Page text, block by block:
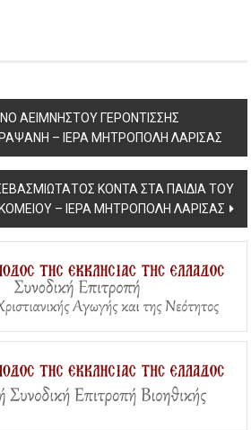
ΑΕΙΜΝΗΣΤΟΥ ΓΕΡΟΝΤΙΣΣΗΣ
– ΙΕΡΑ ΜΗΤΡΟΠΟΛΗ ΛΑΡΙΣΑΣ
ΚΟΝΤΑ ΣΤΑ ΠΑΙΔΙΑ ΤΟΥ
– ΙΕΡΑ ΜΗΤΡΟΠΟΛΗ ΛΑΡΙΣΑΣ